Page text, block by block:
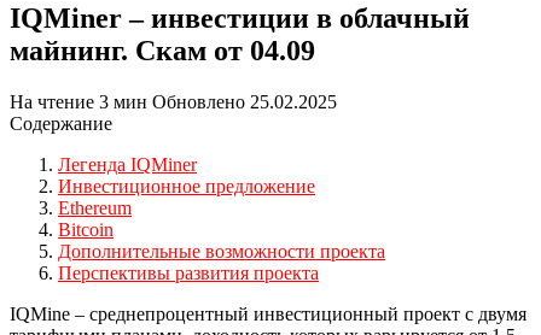
IQMiner – инвестиции в облачный
майнинг. Скам от 04.09
На чтение 3 мин Обновлено 25.02.2025
Содержание
Легенда IQMiner
Инвестиционное предложение
Ethereum
Bitcoin
Дополнительные возможности проекта
Перспективы развития проекта
IQMine – среднепроцентный инвестиционный проект с двумя